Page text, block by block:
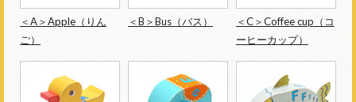
＜A＞Apple（りん
ご）
＜B＞Bus（バス）
＜C＞Coffee cup（コ
ーヒーカップ）